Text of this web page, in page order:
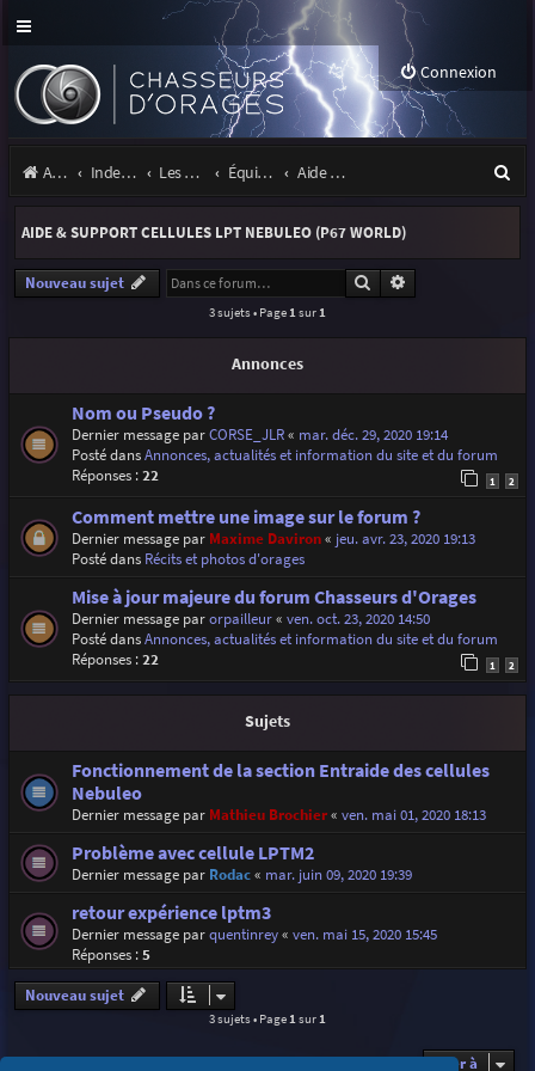
Connexion
Accueil Index du forum Les orages Équipement Aide & support cellules LPT Nebuleo (P67 World)
e
r
AIDE & SUPPORT CELLULES LPT NEBULEO (P67 WORLD)
Nouveau sujet Rechercher
3 sujets • Page 1 sur 1
Annonces
Nom ou Pseudo ?
Dernier message parCORSE_JLR« mar. déc. 29, 2020 19:14
Posté dansAnnonces, actualités et information du site et du forum
Réponses :22 1 2
Comment mettre une image sur le forum ?
Dernier message par Maxime Daviron« jeu. avr. 23, 2020 19:13
Posté dans Récits et photos d'orages
Mise à jour majeure du forum Chasseurs d'Orages
Dernier message parorpailleur« ven. oct. 23, 2020 14:50
Posté dansAnnonces, actualités et information du site et du forum
Réponses :22 1 2
Sujets
Fonctionnement de la section Entraide des cellules
Nebuleo
Dernier message par Mathieu Brochier« ven. mai 01, 2020 18:13
Problème avec cellule LPTM2
Dernier message par Rodac« mar. juin 09, 2020 19:39
retour expérience lptm3
Dernier message parquentinrey« ven. mai 15, 2020 15:45
Réponses :5
Nouveau sujet
3 sujets • Page1sur1
Aller à